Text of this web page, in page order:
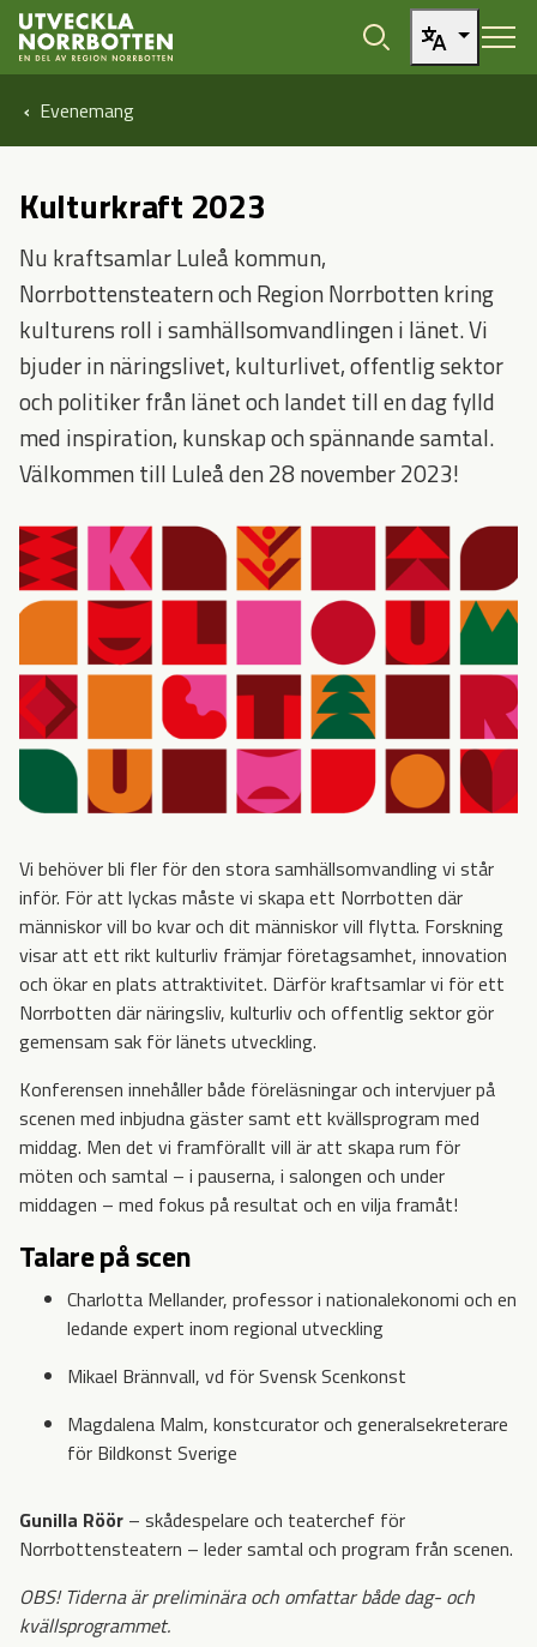
Öppna sidans huvudnavigering
Hoppa till sidans innehåll
Evenemang
Kulturkraft 2023
Nu kraftsamlar Luleå kommun,
Norrbottensteatern och Region Norrbotten kring
kulturens roll i samhällsomvandlingen i länet. Vi
bjuder in näringslivet, kulturlivet, offentlig sektor
och politiker från länet och landet till en dag fylld
med inspiration, kunskap och spännande samtal.
Välkommen till Luleå den 28 november 2023!
Vi behöver bli fler för den stora samhällsomvandling vi står
inför. För att lyckas måste vi skapa ett Norrbotten där
människor vill bo kvar och dit människor vill flytta. Forskning
visar att ett rikt kulturliv främjar företagsamhet, innovation
och ökar en plats attraktivitet. Därför kraftsamlar vi för ett
Norrbotten där näringsliv, kulturliv och offentlig sektor gör
gemensam sak för länets utveckling.
Konferensen innehåller både föreläsningar och intervjuer på
scenen med inbjudna gäster samt ett kvällsprogram med
middag. Men det vi framförallt vill är att skapa rum för
möten och samtal – i pauserna, i salongen och under
middagen – med fokus på resultat och en vilja framåt!
Talare på scen
Charlotta Mellander, professor i nationalekonomi och en
ledande expert inom regional utveckling
Mikael Brännvall, vd för Svensk Scenkonst
Magdalena Malm, konstcurator och generalsekreterare
för Bildkonst Sverige
Gunilla Röör – skådespelare och teaterchef för
Norrbottensteatern – leder samtal och program från scenen.
OBS! Tiderna är preliminära och omfattar både dag- och
kvällsprogrammet.